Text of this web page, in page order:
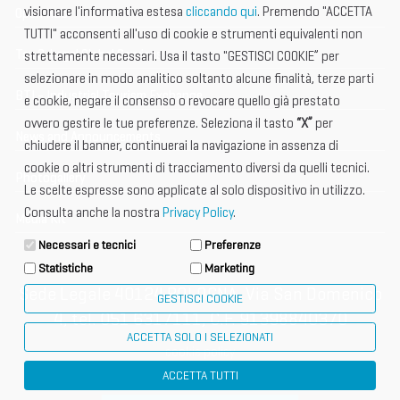
Open Hub
Tax & Legal Global Services
BTI - Industrial Tourism Exchange
News and Announcements
Photogallery
Media Kit
Sede Legale 40124 BOLOGNA, Via San Domenico
4, tel. 051 6317111, C.F. 91398840370
cookie policy
visionare l'informativa estesa cliccando qui. Premendo "ACCETTA
TUTTI" acconsenti all'uso di cookie e strumenti equivalenti non
strettamente necessari. Usa il tasto "GESTISCI COOKIE” per
selezionare in modo analitico soltanto alcune finalità, terze parti
e cookie, negare il consenso o revocare quello già prestato
ovvero gestire le tue preferenze. Seleziona il tasto “X” per
chiudere il banner, continuerai la navigazione in assenza di
cookie o altri strumenti di tracciamento diversi da quelli tecnici.
Le scelte espresse sono applicate al solo dispositivo in utilizzo.
Consulta anche la nostra Privacy Policy.
Necessari e tecnici
Preferenze
Statistiche
Marketing
GESTISCI COOKIE
ACCETTA SOLO I SELEZIONATI
ACCETTA TUTTI